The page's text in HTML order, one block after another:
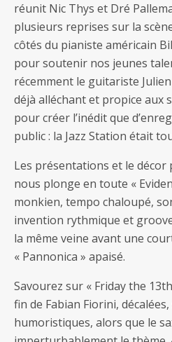
réunit Nic Thys et Dré
plusieurs reprises sur la
côtés du pianiste américain
pour soutenir nos jeunes
récemment le guitariste
déjà alléchant et propice aux
pour créer l’inédit que
public : la Jazz Station était
Les présentations et le décor
nous plonge en toute «
monkien, tempo chaloupé,
invention rythmique et
la même veine avant une
« Pannonica » apaisé.
Savourez sur « Friday the
fin de Fabian Fiorini,
humoristiques, alors que le